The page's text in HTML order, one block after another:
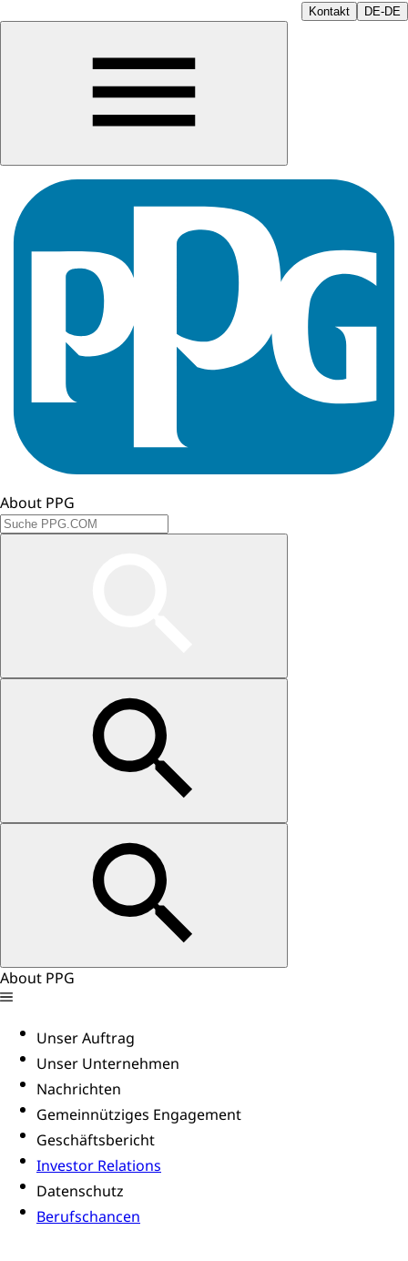
Kontakt DE-DE
About PPG
About PPG
Unser Auftrag
Unser Unternehmen
Nachrichten
Gemeinnütziges Engagement
Geschäftsbericht
Investor Relations
Datenschutz
Berufschancen